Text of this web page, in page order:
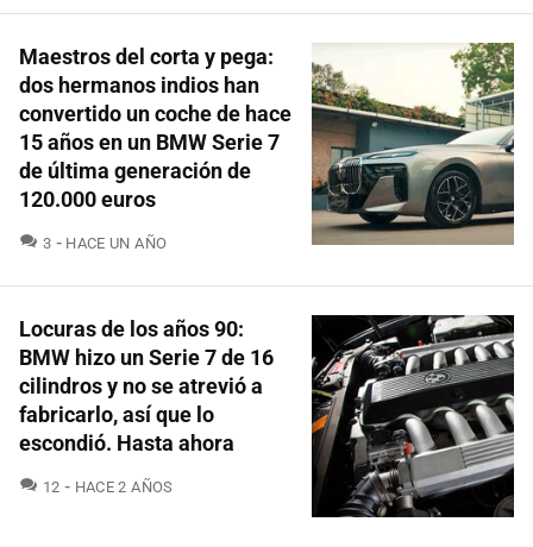
Maestros del corta y pega:
dos hermanos indios han
convertido un coche de hace
15 años en un BMW Serie 7
de última generación de
120.000 euros
3 COMENTARIOS
HACE UN AÑO
Locuras de los años 90:
BMW hizo un Serie 7 de 16
cilindros y no se atrevió a
fabricarlo, así que lo
escondió. Hasta ahora
12 COMENTARIOS
HACE 2 AÑOS